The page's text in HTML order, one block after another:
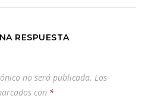
RESPUESTA
no será publicada. Los
con *